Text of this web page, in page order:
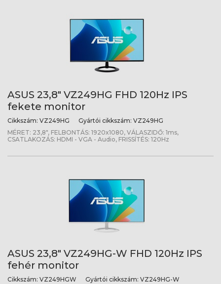
ASUS 23,8" VZ249HG FHD 120Hz IPS
fekete monitor
Cikkszám: VZ249HG Gyártói cikkszám: VZ249HG
MÉRET: 23,8", FELBONTÁS: 1920x1080, VÁLASZIDŐ: 1ms,
CSATLAKOZÁS: HDMI - VGA - Audio, FRISSÍTÉS: 120Hz
ASUS 23,8" VZ249HG-W FHD 120Hz IPS
fehér monitor
Cikkszám: VZ249HGW Gyártói cikkszám: VZ249HG-W